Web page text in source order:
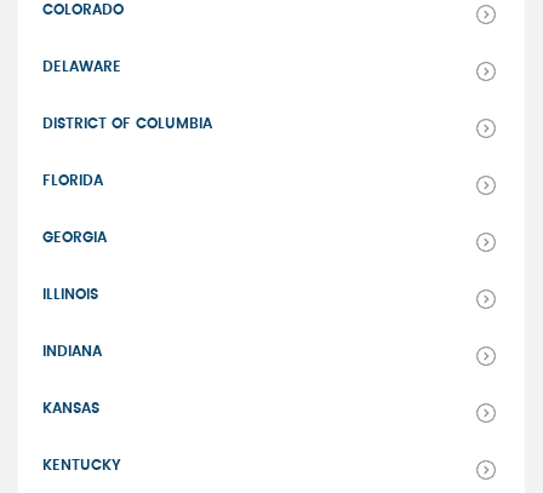
COLORADO
DELAWARE
DISTRICT OF COLUMBIA
FLORIDA
GEORGIA
ILLINOIS
INDIANA
KANSAS
KENTUCKY